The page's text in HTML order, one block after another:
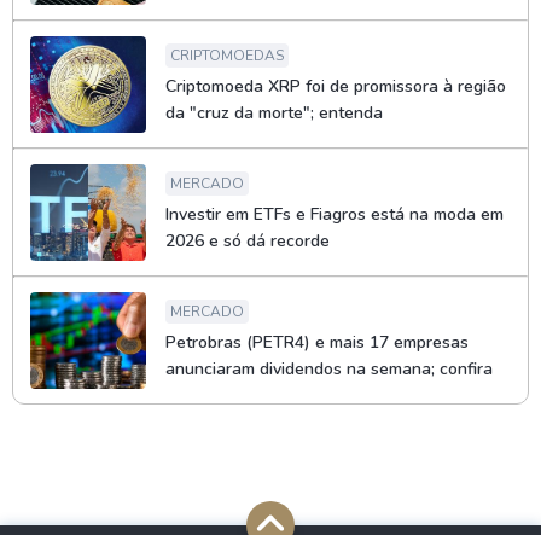
CRIPTOMOEDAS
Criptomoeda XRP foi de promissora à região
da "cruz da morte"; entenda
MERCADO
Investir em ETFs e Fiagros está na moda em
2026 e só dá recorde
MERCADO
Petrobras (PETR4) e mais 17 empresas
anunciaram dividendos na semana; confira